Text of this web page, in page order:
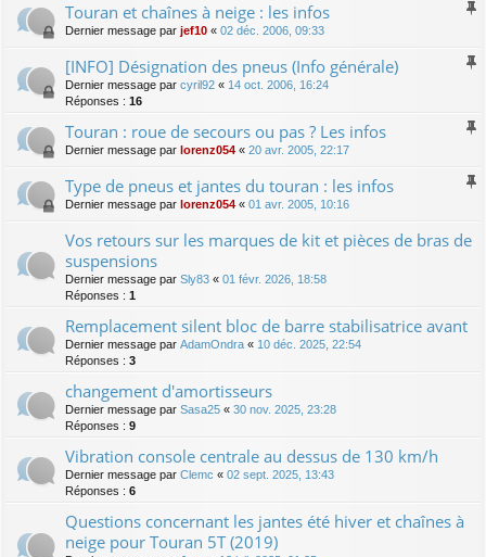
Touran et chaînes à neige : les infos
Dernier message par jef10 « 02 déc. 2006, 09:33
[INFO] Désignation des pneus (Info générale)
Dernier message par cyril92 « 14 oct. 2006, 16:24
Réponses : 16
Touran : roue de secours ou pas ? Les infos
Dernier message par lorenz054 « 20 avr. 2005, 22:17
Type de pneus et jantes du touran : les infos
Dernier message par lorenz054 « 01 avr. 2005, 10:16
Vos retours sur les marques de kit et pièces de bras de
suspensions
Dernier message par Sly83 « 01 févr. 2026, 18:58
Réponses : 1
Remplacement silent bloc de barre stabilisatrice avant
Dernier message par AdamOndra « 10 déc. 2025, 22:54
Réponses : 3
changement d'amortisseurs
Dernier message par Sasa25 « 30 nov. 2025, 23:28
Réponses : 9
Vibration console centrale au dessus de 130 km/h
Dernier message par Clemc « 02 sept. 2025, 13:43
Réponses : 6
Questions concernant les jantes été hiver et chaînes à
neige pour Touran 5T (2019)